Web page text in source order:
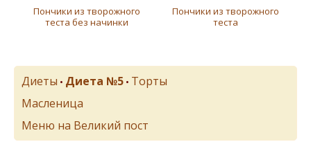
Пончики из творожного
теста без начинки
Пончики из творожного
теста
Диеты • Диета №5 • Торты
Масленица
Меню на Великий пост